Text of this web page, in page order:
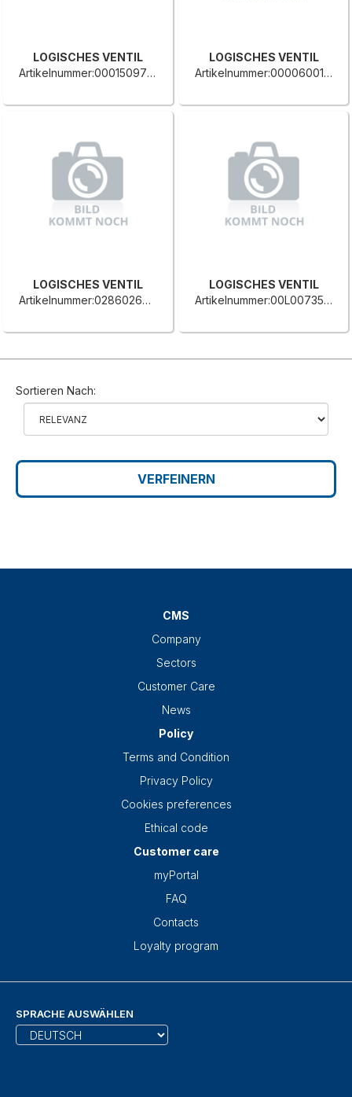
LOGISCHES VENTIL
Artikelnummer:0001509714C
LOGISCHES VENTIL
Artikelnummer:0000600195L
LOGISCHES VENTIL
Artikelnummer:0286026018F
LOGISCHES VENTIL
Artikelnummer:00L0073563C
Sortieren Nach:
VERFEINERN
CMS
Company
Sectors
Customer Care
News
Policy
Terms and Condition
Privacy Policy
Cookies preferences
Ethical code
Customer care
myPortal
FAQ
Contacts
Loyalty program
SPRACHE AUSWÄHLEN